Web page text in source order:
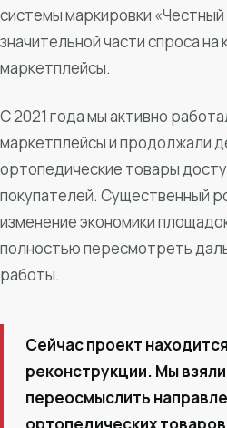
системы маркировки
значительной части спроса на
маркетплейсы.
С 2021 года мы активно
маркетплейсы и продолжали
ортопедические товары
покупателей. Существенный
изменение экономики
полностью пересмотреть
работы.
Сейчас проект
реконструкции. Мы
переосмыслить